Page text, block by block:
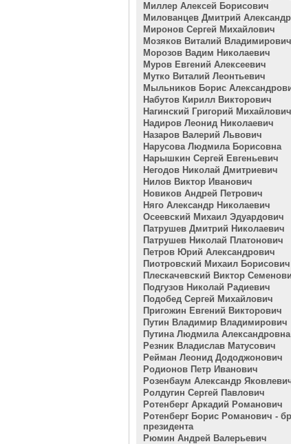
Миллер Алексей Борисович
Милованцев Дмитрий
Миронов Сергей Михайлович
Мозяков Виталий Владимирович
Морозов Вадим Николаевич
Муров Евгений Алексеевич
Мутко Виталий Леонтьевич
Мыльников Борис
Набутов Кирилл Викторович
Нагинский Григорий Михайлович
Надиров Леонид Николаевич
Назаров Валерий Львович
Нарусова Людмила Борисовна
Нарышкин Сергей Евгеньевич
Негодов Николай Дмитриевич
Нилов Виктор Иванович
Новиков Андрей Петрович
Няго Александр Николаевич
Осеевский Михаил Эдуардович
Патрушев Дмитрий Николаевич
Патрушев Николай Платонович
Петров Юрий Александрович
Пиотровский Михаил Борисович
Плескачевский Виктор
Подгузов Николай Радиевич
Подобед Сергей Михайлович
Пригожин Евгений Викторович
Путин Владимир Владимирович
Путина Людмила Александровна
Резник Владислав Матусович
Рейман Леонид Дододжонович
Родионов Петр Иванович
Розенбаум Александр
Ролдугин Сергей Павлович
Ротенберг Аркадий Романович
Ротенберг Борис Романович -
президента
Рюмин Андрей Валерьевич